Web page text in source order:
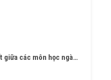
Cấu trúc liên kết giữa các môn học ngành Khoa học vật liệu